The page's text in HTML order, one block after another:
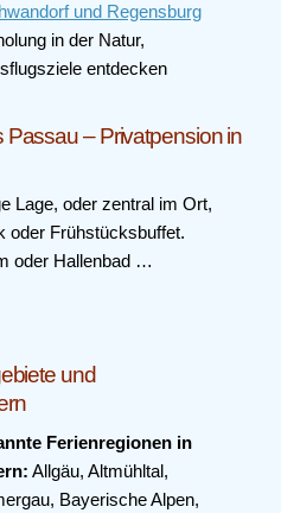
und Regensburg
in der Natur,
entdecken
– Privatpension in
Lage, oder zentral im Ort,
oder Frühstücksbuffet.
oder Hallenbad …
und
Ferienregionen in
Allgäu, Altmühltal,
Bayerische Alpen,